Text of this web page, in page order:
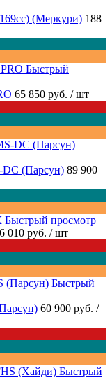
(Меркури) 188
Быстрый
65 850 руб. / шт
DC (Парсун) 89 900
Быстрый просмотр
010 руб. / шт
Быстрый
60 900 руб. /
Быстрый